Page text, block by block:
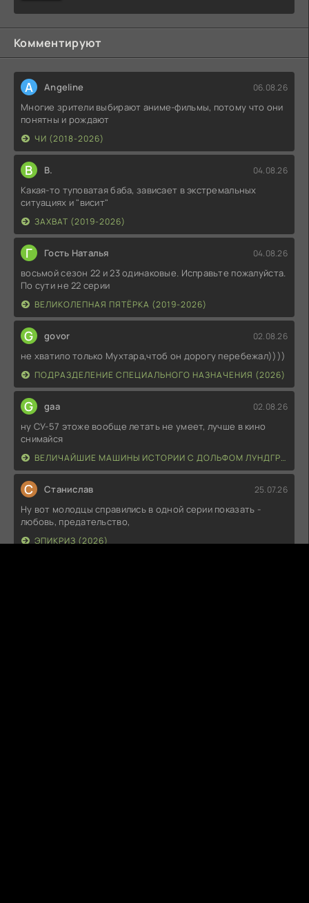
Комментируют
A Angeline 06.08.26
Многие зрители выбирают аниме-фильмы, потому что они
понятны и рождают
ЧИ (2018-2026)
В В. 04.08.26
Какая-то туповатая баба, зависает в экстремальных
ситуациях и "висит"
ЗАХВАТ (2019-2026)
Г Гость Наталья 04.08.26
восьмой сезон 22 и 23 одинаковые. Исправьте пожалуйста.
По сути не 22 серии
ВЕЛИКОЛЕПНАЯ ПЯТЁРКА (2019-2026)
G govor 02.08.26
не хватило только Мухтара,чтоб он дорогу перебежал))))
ПОДРАЗДЕЛЕНИЕ СПЕЦИАЛЬНОГО НАЗНАЧЕНИЯ (2026)
G gaa 02.08.26
ну СУ-57 этоже вообще летать не умеет, лучше в кино
снимайся
ВЕЛИЧАЙШИЕ МАШИНЫ ИСТОРИИ С ДОЛЬФОМ ЛУНДГРЕНОМ (2026)
С Станислав 25.07.26
Ну вот молодцы справились в одной серии показать -
любовь, предательство,
ЭПИКРИЗ (2026)